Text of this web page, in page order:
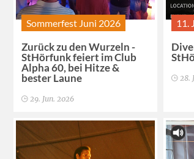
Sommerfest Juni 2026
Zurück zu den Wurzeln -
StHörfunk feiert im Club
Alpha 60, bei Hitze &
bester Laune
29. Jun. 2026
11.
28.